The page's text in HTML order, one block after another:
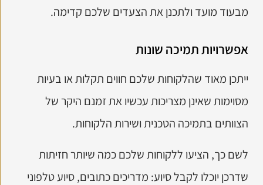
מבעוד מועד ולתכנן את הצעדים שלכם קדימה.
אפשרויות תמיכה שונות
ייתכן מאוד שהלקוחות שלכם חווים תקלות או בעיות
מסוימות שאינן מצריכות עכשיו את זמנם היקר של
הצוותים בתמיכה הטכנית ושירות הלקוחות.
לשם כך, הציעו ללקוחות שלכם כמה שיותר חזיתות
שדרכן יוכלו לקבל סיוע: מדריכים כתובים, סיוע טלפוני